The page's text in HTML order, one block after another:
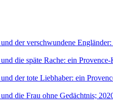
der verschwundene
die späte Rache: ein
der tote Liebhaber: ein
die Frau ohne Gedächtnis;